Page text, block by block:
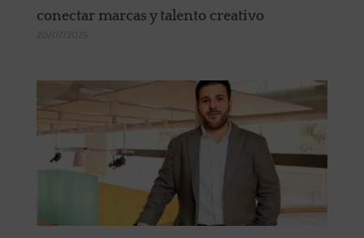
conectar marcas y talento creativo
20/07/2026